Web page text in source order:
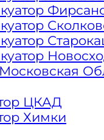
ЦКАД
Химки